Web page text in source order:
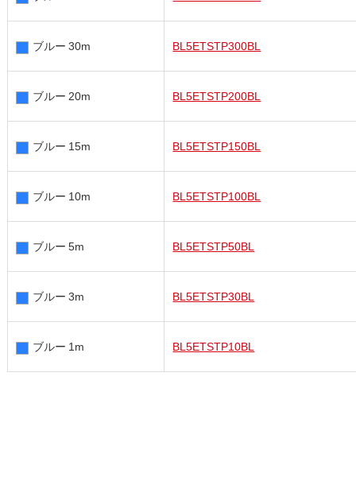
ブルー 30m BL5ETSTP300BL
ブルー 20m BL5ETSTP200BL
ブルー 15m BL5ETSTP150BL
ブルー 10m BL5ETSTP100BL
ブルー 5m BL5ETSTP50BL
ブルー 3m BL5ETSTP30BL
ブルー 1m BL5ETSTP10BL